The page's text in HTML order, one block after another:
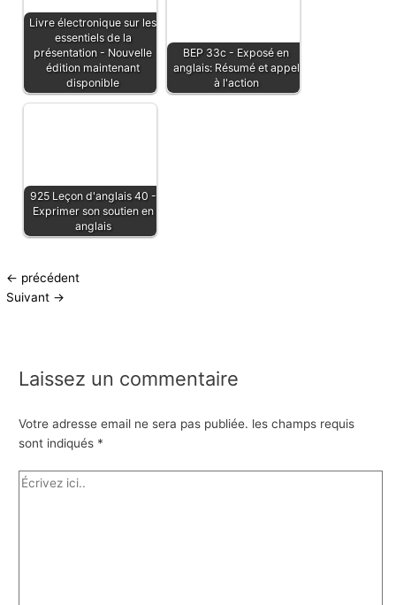
Livre électronique sur les
essentiels de la
présentation - Nouvelle
édition maintenant
disponible
BEP 33c - Exposé en
anglais: Résumé et appel
à l'action
925 Leçon d'anglais 40 -
Exprimer son soutien en
anglais
← précédent
Suivant →
Laissez un commentaire
Votre adresse email ne sera pas publiée. les champs requis
sont indiqués *